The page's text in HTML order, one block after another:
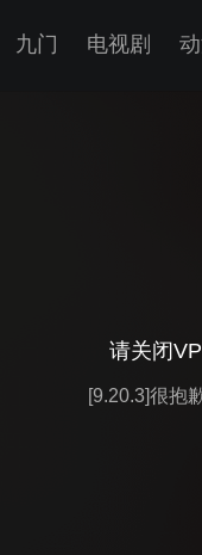
九门 电视剧
请关闭
[9.20.3]很抱